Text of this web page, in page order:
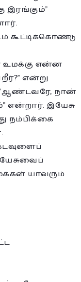
இரங்கும்”
கூட்டிக்கொண்டு
உமக்கு என்ன
என்று
“ஆண்டவரே, நான்
என்றார். இயேசு
நம்பிக்கை
யாவரும்